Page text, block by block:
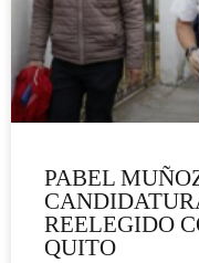
PABEL
REELEGIDO
QUITO